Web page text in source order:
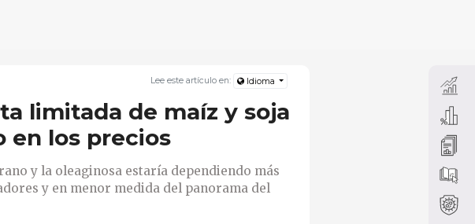
Lee este artículo en: Idioma
limitada de maíz y soja
en los precios
y la oleaginosa estaría dependiendo más
y en menor medida del panorama del